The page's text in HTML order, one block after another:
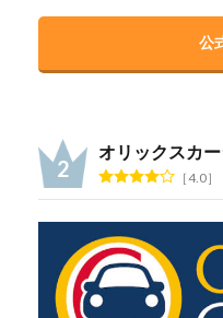
公
オリックスカ
4.0